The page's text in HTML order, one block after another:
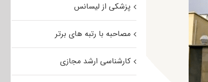
پزشکی از لیسانس
مصاحبه با رتبه های برتر
کارشناسی ارشد مجازی